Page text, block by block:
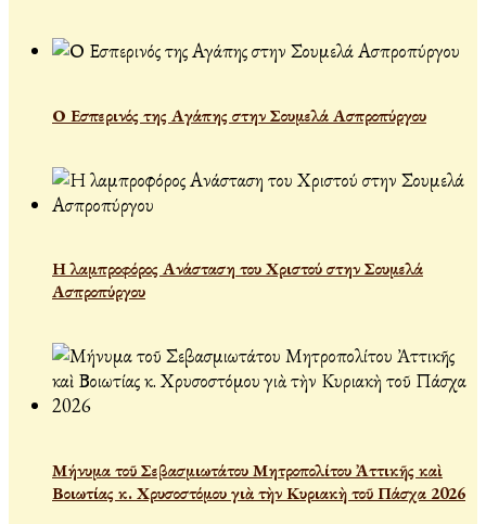
Ο Εσπερινός της Αγάπης στην Σουμελά Ασπροπύργου
Η λαμπροφόρος Ανάσταση του Χριστού στην Σουμελά
Ασπροπύργου
Μήνυμα τοῦ Σεβασμιωτάτου Μητροπολίτου Ἀττικῆς καὶ
Βοιωτίας κ. Χρυσοστόμου γιὰ τὴν Κυριακὴ τοῦ Πάσχα 2026